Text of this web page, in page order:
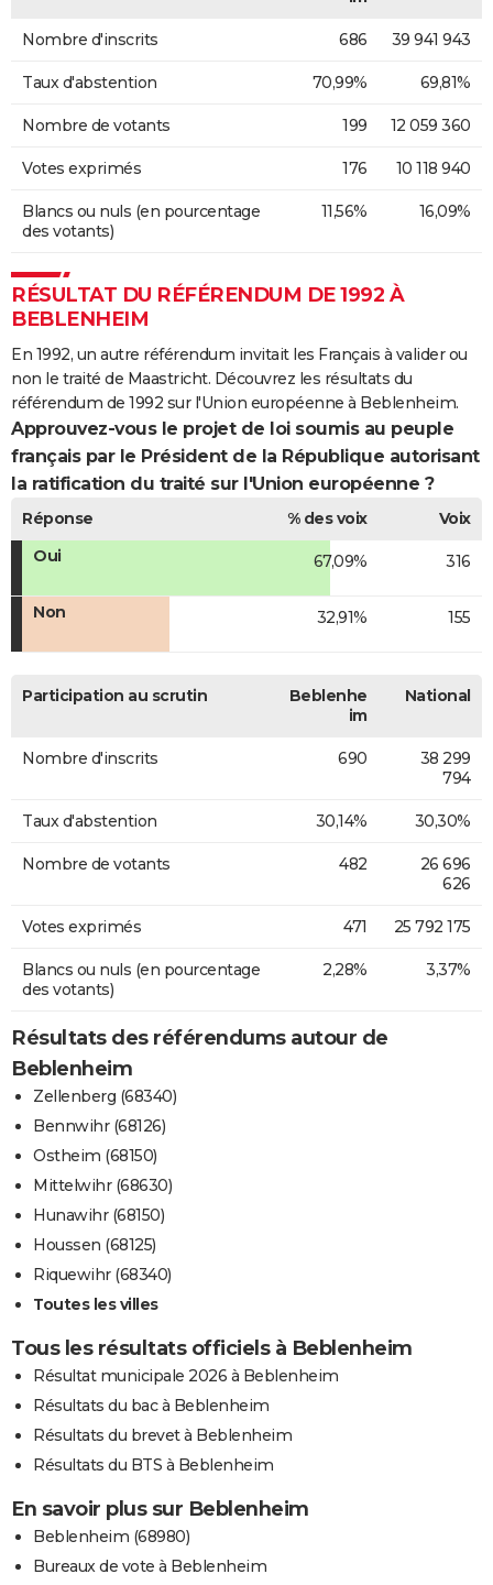
Nombre d'inscrits 686 39 941 943
Taux d'abstention 70,99% 69,81%
Nombre de votants 199 12 059 360
Votes exprimés 176 10 118 940
Blancs ou nuls (en pourcentage
des votants)
11,56% 16,09%
RÉSULTAT DU RÉFÉRENDUM DE 1992 À
BEBLENHEIM
En 1992, un autre référendum invitait les Français à valider ou
non le traité de Maastricht. Découvrez les résultats du
référendum de 1992 sur l'Union européenne à Beblenheim.
Approuvez-vous le projet de loi soumis au peuple
français par le Président de la République autorisant
la ratification du traité sur l'Union européenne ?
Réponse % des voix
Voix
Oui
67,09% 316
Non 32,91% 155
Participation au scrutin
Beblenhe
im
National
Nombre d'inscrits 690
38 299
794
Taux d'abstention 30,14% 30,30%
Nombre de votants 482
26 696
626
Votes exprimés 471 25 792 175
Blancs ou nuls (en pourcentage
des votants)
2,28% 3,37%
Résultats des référendums autour de
Beblenheim
Zellenberg (68340)
Bennwihr (68126)
Ostheim (68150)
Mittelwihr (68630)
Hunawihr (68150)
Houssen (68125)
Riquewihr (68340)
Toutes les villes
Tous les résultats officiels à Beblenheim
Résultat municipale 2026 à Beblenheim
Résultats du bac à Beblenheim
Résultats du brevet à Beblenheim
Résultats du BTS à Beblenheim
En savoir plus sur Beblenheim
Beblenheim (68980)
Bureaux de vote à Beblenheim